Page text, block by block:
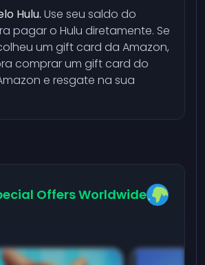
Hulu. Use seu saldo do
pagar o Hulu diretamente. Se
um gift card da Amazon,
comprar um gift card do
e resgate na sua
Offers Worldwide